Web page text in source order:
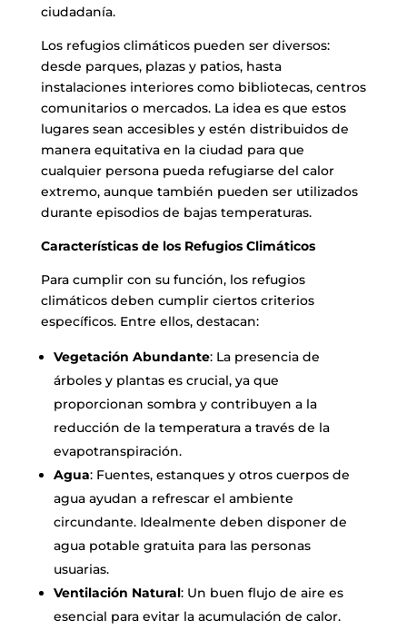
ciudadanía.
Los refugios climáticos pueden ser diversos:
desde parques, plazas y patios, hasta
instalaciones interiores como bibliotecas, centros
comunitarios o mercados. La idea es que estos
lugares sean accesibles y estén distribuidos de
manera equitativa en la ciudad para que
cualquier persona pueda refugiarse del calor
extremo, aunque también pueden ser utilizados
durante episodios de bajas temperaturas.
Características de los Refugios Climáticos
Para cumplir con su función, los refugios
climáticos deben cumplir ciertos criterios
específicos. Entre ellos, destacan:
Vegetación Abundante: La presencia de
árboles y plantas es crucial, ya que
proporcionan sombra y contribuyen a la
reducción de la temperatura a través de la
evapotranspiración.
Agua: Fuentes, estanques y otros cuerpos de
agua ayudan a refrescar el ambiente
circundante. Idealmente deben disponer de
agua potable gratuita para las personas
usuarias.
Ventilación Natural: Un buen flujo de aire es
esencial para evitar la acumulación de calor.